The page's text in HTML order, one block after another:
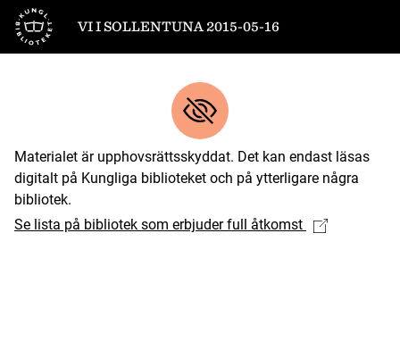
Till startsidan
VI I SOLLENTUNA 2015-05-16
Materialet är upphovsrättsskyddat. Det kan endast läsas
digitalt på Kungliga biblioteket och på ytterligare några
bibliotek.
Se lista på bibliotek som erbjuder full åtkomst